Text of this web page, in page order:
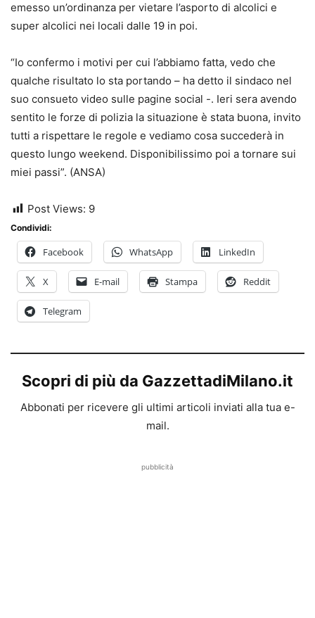
emesso un’ordinanza per vietare l’asporto di alcolici e
super alcolici nei locali dalle 19 in poi.
“Io confermo i motivi per cui l’abbiamo fatta, vedo che
qualche risultato lo sta portando – ha detto il sindaco nel
suo consueto video sulle pagine social -. Ieri sera avendo
sentito le forze di polizia la situazione è stata buona, invito
tutti a rispettare le regole e vediamo cosa succederà in
questo lungo weekend. Disponibilissimo poi a tornare sui
miei passi”. (ANSA)
Post Views: 9
Condividi:
Facebook WhatsApp LinkedIn
X E-mail Stampa Reddit
Telegram
Scopri di più da GazzettadiMilano.it
Abbonati per ricevere gli ultimi articoli inviati alla tua e-
mail.
pubblicità